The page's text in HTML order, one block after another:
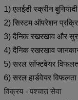
1) एलईडी स्क्रीन
2) सिस्टम ऑपरेशन
3) दैनिक रखरखाव और
4) दैनिक रखरखाव
5) सरल सॉफ्टवेयर
6) सरल हार्डवेयर विफलता
विक्रय - पश्चात सेवा